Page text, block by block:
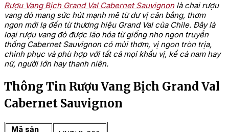
Rượu Vang Bịch Grand Val Cabernet Sauvignonlà chai rượu
vang đỏ mang sức hút mạnh mẽ từ dư vị cân bằng, thơm
ngon mới lạ đến từ thương hiệu Grand Val của Chile. Đây là
loại rượu vang đỏ được lão hóa từ giống nho ngon truyền
thống Cabernet Sauvignon có mùi thơm, vị ngon tròn trịa,
chinh phục và phù hợp với tất cả mọi khẩu vị, kể cả nam hay
nữ, người lớn hay thanh niên.
Thông Tin Rượu Vang Bịch Grand Val
Cabernet Sauvignon
Mã sản